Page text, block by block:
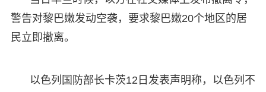
警告对黎巴嫩发动空袭，要求黎巴嫩20个地区的居
民立即撤离。
以色列国防部长卡茨12日发表声明称，以色列不